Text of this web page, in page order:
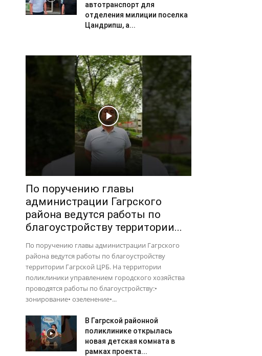
автотранспорт для
отделения милиции поселка
Цандрипш, а...
По поручению главы
администрации Гагрского
района ведутся работы по
благоустройству территории...
По поручению главы администрации Гагрского
района ведутся работы по благоустройству
территории Гагрской ЦРБ. На территории
поликлиники управлением городского хозяйства
проводятся работы по благоустройству:•
зонирование• озеленение•...
В Гагрской районной
поликлинике открылась
новая детская комната в
рамках проекта...